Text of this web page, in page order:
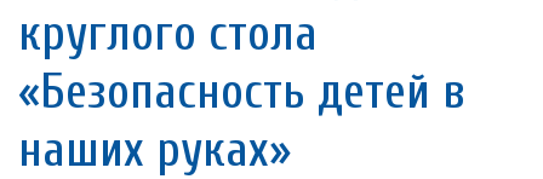
круглого стола
«Безопасность детей в
наших руках»